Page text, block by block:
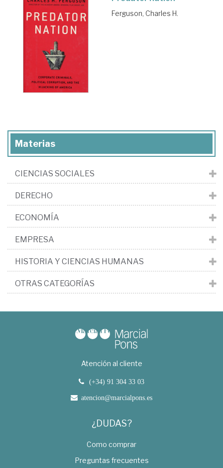
Ferguson, Charles H.
Materias
CIENCIAS SOCIALES
DERECHO
ECONOMÍA
EMPRESA
HISTORIA Y CIENCIAS HUMANAS
OTRAS CATEGORÍAS
Atención al cliente
(+34) 91 304 33 03
atencion@marcialpons.es
¿DUDAS?
Como comprar
Preguntas frecuentes